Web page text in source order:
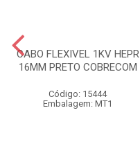
CABO FLEXIVEL 1KV HEPR
16MM PRETO COBRECOM
Código: 15444
Embalagem: MT1